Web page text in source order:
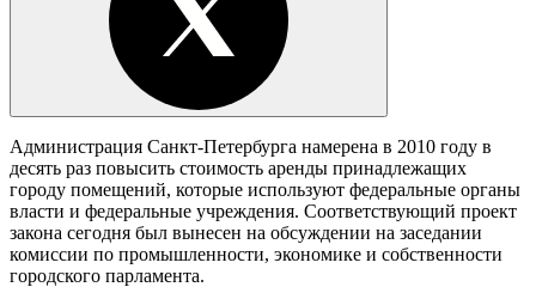
Администрация Санкт-Петербурга намерена в 2010 году в
десять раз повысить стоимость аренды принадлежащих
городу помещений, которые используют федеральные органы
власти и федеральные учреждения. Соответствующий проект
закона сегодня был вынесен на обсуждении на заседании
комиссии по промышленности, экономике и собственности
городского парламента.